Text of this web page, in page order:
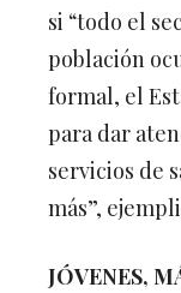
si “todo el
población
formal, el
para dar
servicios de
más”,
JÓVENES,